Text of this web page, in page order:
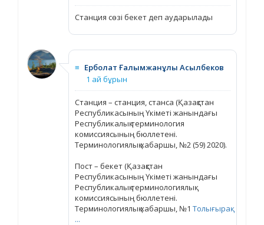
Станция сөзі бекет деп аударылады
≡ Ерболат Ғалымжанұлы Асылбеков
1 ай бұрын
Станция – станция, станса (Қазақстан
Республикасының Үкіметі жанындағы
Республикалық терминология
комиссиясының бюллетені.
Терминологиялық хабаршы, №2 (59) 2020).
Пост – бекет (Қазақстан
Республикасының Үкіметі жанындағы
Республикалық терминологиялық
комиссиясының бюллетені.
Терминологиялық хабаршы, №1 Толығырақ
...